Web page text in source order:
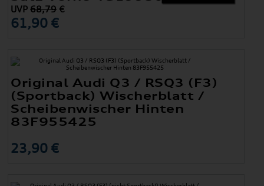
UVP68,79 €
61,90 €
Original Audi Q3 / RSQ3 (F3)
(Sportback) Wischerblatt /
Scheibenwischer Hinten
83F955425
23,90 €